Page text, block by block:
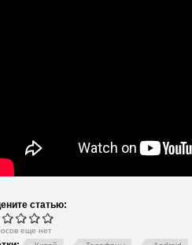
статью:
еще нет